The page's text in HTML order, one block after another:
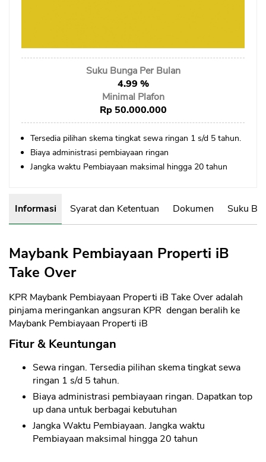
Assets Crypto
Asuransi
Asuransi Jiwa
Asuransi Kesehatan
Suku Bunga Per Bulan
4.99 %
Minimal Plafon
Rp 50.000.000
Tersedia pilihan skema tingkat sewa ringan 1 s/d 5 tahun.
Biaya administrasi pembiayaan ringan
Jangka waktu Pembiayaan maksimal hingga 20 tahun
Informasi Syarat dan Ketentuan Dokumen Suku
Maybank Pembiayaan Properti iB
Take Over
KPR Maybank Pembiayaan Properti iB Take Over adalah
pinjama meringankan angsuran KPR dengan beralih ke
Maybank Pembiayaan Properti iB
Fitur & Keuntungan
Sewa ringan. Tersedia pilihan skema tingkat sewa
ringan 1 s/d 5 tahun.
Biaya administrasi pembiayaan ringan. Dapatkan top
up dana untuk berbagai kebutuhan
Jangka Waktu Pembiayaan. Jangka waktu
Pembiayaan maksimal hingga 20 tahun